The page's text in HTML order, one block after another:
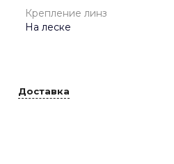
Крепление линз
На леске
Доставка